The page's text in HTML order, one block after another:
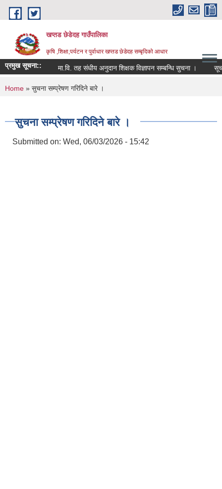
Skip to main content
खप्तड छेडेदह गाउँपालिका
कृषि ,शिक्षा,पर्यटन र पुर्वाधार खप्तड छेडेदह सम्बृदिको आधार
प्रमुख सूचना:: मा.वि. तह संधीय अनुदान शिक्षक विज्ञापन सम्बन्धि सुचना । सूचना
You are here
Home » सुचना सम्प्रेषण गरिदिने बारे ।
सुचना सम्प्रेषण गरिदिने बारे ।
Submitted on: Wed, 06/03/2026 - 15:42